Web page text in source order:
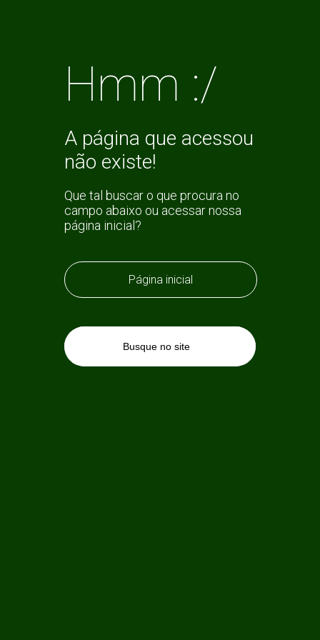
Hmm :/
A página que acessou
não existe!
Que tal buscar o que procura no
campo abaixo ou acessar nossa
página inicial?
Página inicial